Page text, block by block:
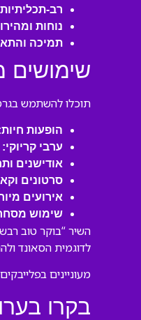
רב-
נוחות
תמיכה
שימושים
תוכלו להשתמש
הופעות
ערבי קריוקי:
אודישנים
סרטונים
אירועים
שימוש
השיר “בוקר טוב
לדוגמית הסאונד
מעוניינים
בקרו